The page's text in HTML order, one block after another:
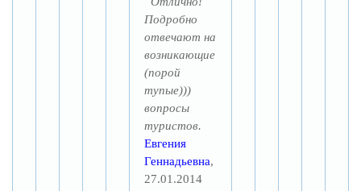
Подробно
отвечают на
возникающие
(порой
тупые)))
вопросы
туристов.
Евгения
Геннадьевна,
27.01.2014